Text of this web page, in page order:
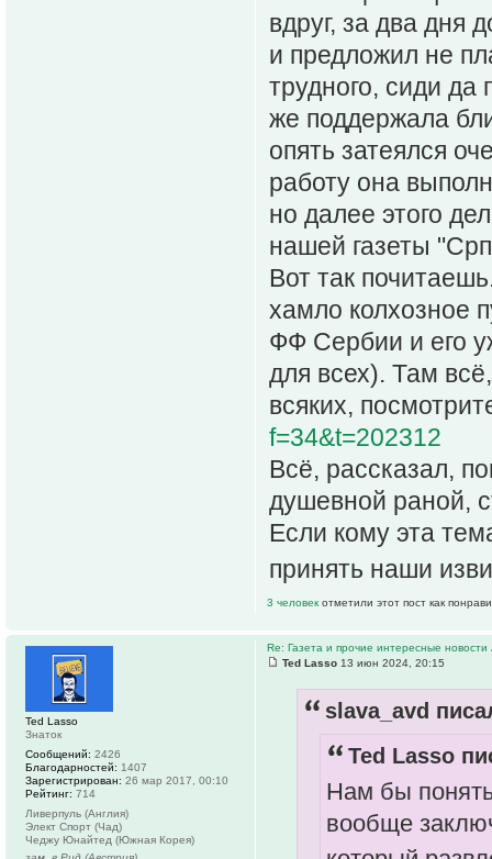
вдруг, за два дня
и предложил не
трудного, сиди да
же поддержала
опять затеялся
работу она
но далее этого
нашей газеты
Вот так
хамло колхозное
ФФ Сербии и его
для всех). Там
всяких,
f=34&t=202312
Всё, рассказал,
душевной раной,
Если кому эта
принять наши
3 человек отметили этот пост как
Re: Газета и прочие интересные новости
Ted Lasso 13 июн 2024, 20:15
slava_avd
Ted Lasso
Нам бы
вообще
Ted Lasso
Знаток
Сообщений: 2426
Благодарностей: 1407
Зарегистрирован: 26 мар 2017, 00:10
Рейтинг: 714
Ливерпуль (Англия)
Элект Спорт (Чад)
Чеджу Юнайтед (Южная Корея)